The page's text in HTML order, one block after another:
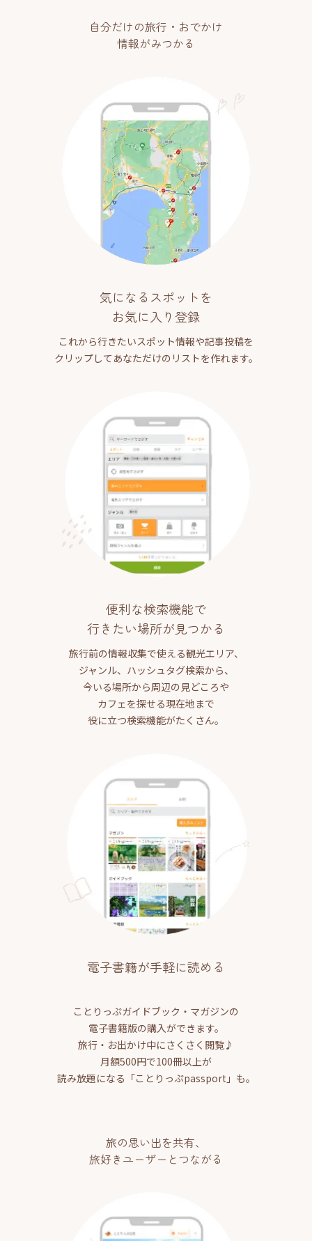
自分だけの旅行・おでかけ
情報がみつかる
気になるスポットを
お気に入り登録
これから行きたいスポット情報や記事投稿を
クリップしてあなただけのリストを作れます。
便利な検索機能で
行きたい場所が見つかる
旅行前の情報収集で使える観光エリア、
ジャンル、ハッシュタグ検索から、
今いる場所から周辺の見どころや
カフェを探せる現在地まで
役に立つ検索機能がたくさん。
電子書籍が手軽に読める
ことりっぷガイドブック・マガジンの
電子書籍版の購入ができます。
旅行・お出かけ中にさくさく閲覧♪
月額500円で100冊以上が
読み放題になる「ことりっぷpassport」も。
旅の思い出を共有、
旅好きユーザーとつながる